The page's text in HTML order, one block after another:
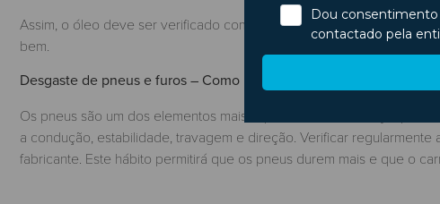
Assim, o óleo deve ser verificado com o motor frio e numa
bem.
Desgaste de pneus e furos – Como preveni-los?
Os pneus são um dos elementos mais importantes do carro, já que
a condução, estabilidade, travagem e direção. Verificar
fabricante. Este hábito permitirá que os pneus durem mais e que o